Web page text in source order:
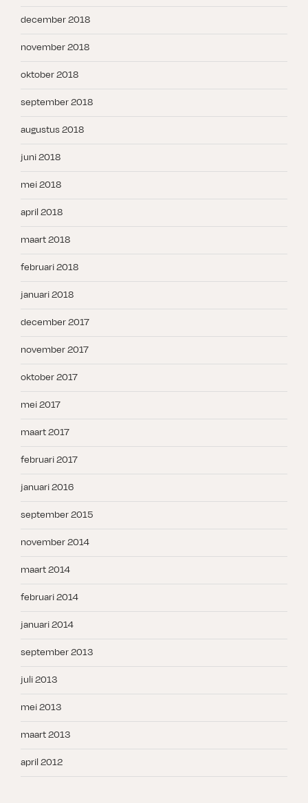
december 2018
november 2018
oktober 2018
september 2018
augustus 2018
juni 2018
mei 2018
april 2018
maart 2018
februari 2018
januari 2018
december 2017
november 2017
oktober 2017
mei 2017
maart 2017
februari 2017
januari 2016
september 2015
november 2014
maart 2014
februari 2014
januari 2014
september 2013
juli 2013
mei 2013
maart 2013
april 2012